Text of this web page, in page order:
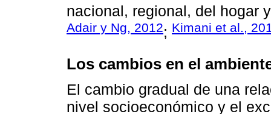
nacional, regional, del hogar
Adair y Ng, 2012; Kimani et al.,
Los cambios en el
El cambio gradual de una
nivel socioeconómico y el